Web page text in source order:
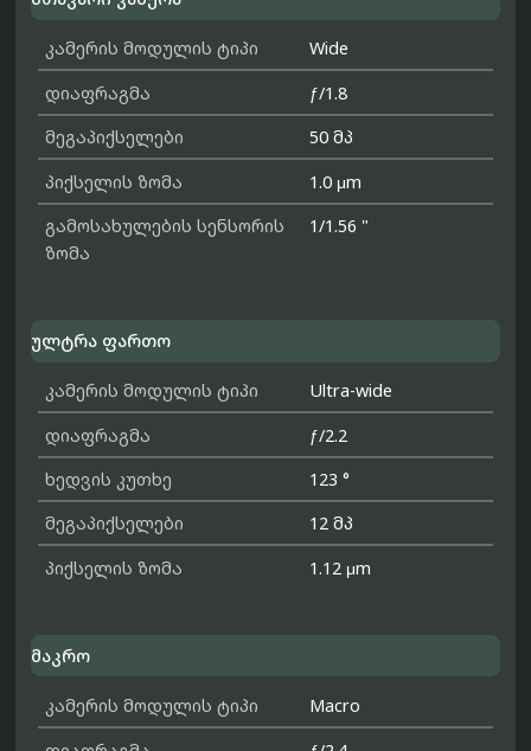
კამერის მოდულის ტიპი
Wide
დიაფრაგმა
ƒ/1.8
მეგაპიქსელები
50 მპ
პიქსელის ზომა
1.0 μm
გამოსახულების სენსორის
ზომა
1/1.56 "
ულტრა ფართო
კამერის მოდულის ტიპი
Ultra-wide
დიაფრაგმა
ƒ/2.2
ხედვის კუთხე
123 °
მეგაპიქსელები
12 მპ
პიქსელის ზომა
1.12 μm
მაკრო
კამერის მოდულის ტიპი
Macro